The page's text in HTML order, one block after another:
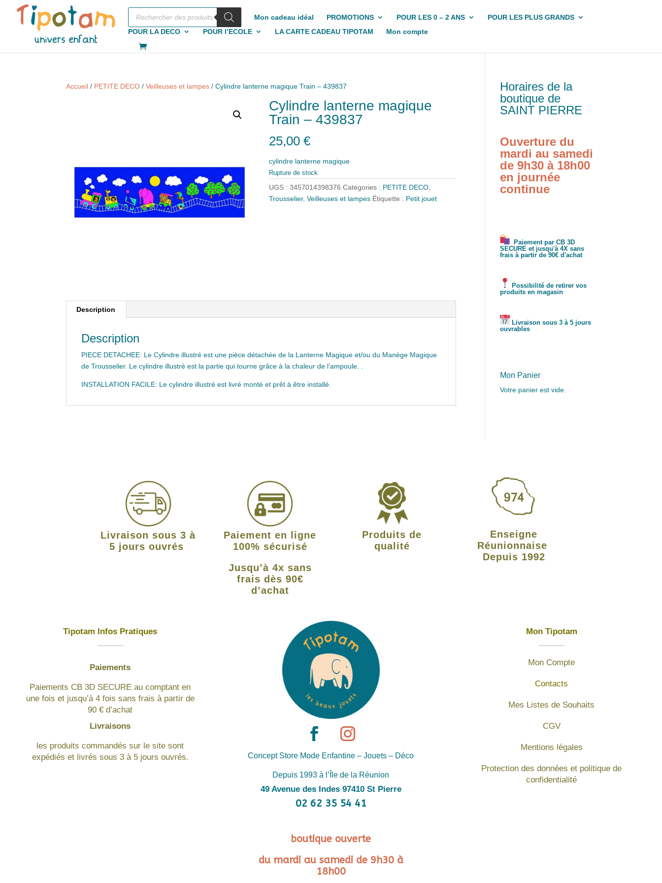
Recherche
produits
Mon cadeau idéal PROMOTIONS POUR LES 0 – 2 ANS
POUR LES PLUS GRANDS
POUR LA DECO
POUR l’ECOLE LA CARTE CADEAU TIPOTAM Mon compte
Accueil / PETITE DECO /Veilleuses et lampes / Cylindre lanterne magique Train – 439837
Cylindre lanterne magique
Train – 439837
25,00€
cylindre lanterne magique
Rupture de stock
UGS :3457014398376 Catégories : PETITE DECO,
Trousselier,Veilleuses et lampes Étiquette : Petit jouet
Description
Description
PIECE DETACHEE: Le Cylindre illustré est une pièce détachée de la Lanterne Magique et/ou du Manège Magique
de Trousselier. Le cylindre illustré est la partie qui tourne grâce à la chaleur de l’ampoule. .
INSTALLATION FACILE: Le cylindre illustré est livré monté et prêt à être installé.
Horaires de la
boutique de
SAINT PIERRE
Ouverture du
mardi au samedi
de 9h30 à 18h00
en journée
continue
Paiement par CB 3D
SECURE et jusqu'à 4X sans
frais à partir de 90€ d'achat
Possibilité de retirer vos
produits en magasin
Livraison sous 3 à 5 jours
ouvrables
Mon Panier
Votre panier est vide.
Livraison sous 3 à
5 jours ouvrés
Paiement en ligne
100% sécurisé
Jusqu’à 4x sans
frais dès 90€
d’achat
Produits de
qualité
Enseigne
Réunionnaise
Depuis 1992
Tipotam Infos Pratiques
Paiements
Paiements CB 3D SECURE au comptant en
une fois et jusqu’à 4 fois sans frais à partir de
90 € d’achat
Livraisons
les produits commandés sur le site sont
expédiés et livrés sous 3 à 5 jours ouvrés.
Concept Store Mode Enfantine – Jouets – Déco
Depuis 1993 à l’Île de la Réunion
49 Avenue des Indes 97410 St Pierre
02 62 35 54 41
boutique ouverte
du mardi au samedi de 9h30 à
18h00
Mon Tipotam
Mon Compte
Contacts
Mes Listes de Souhaits
CGV
Mentions légales
Protection des données et politique de
confidentialité